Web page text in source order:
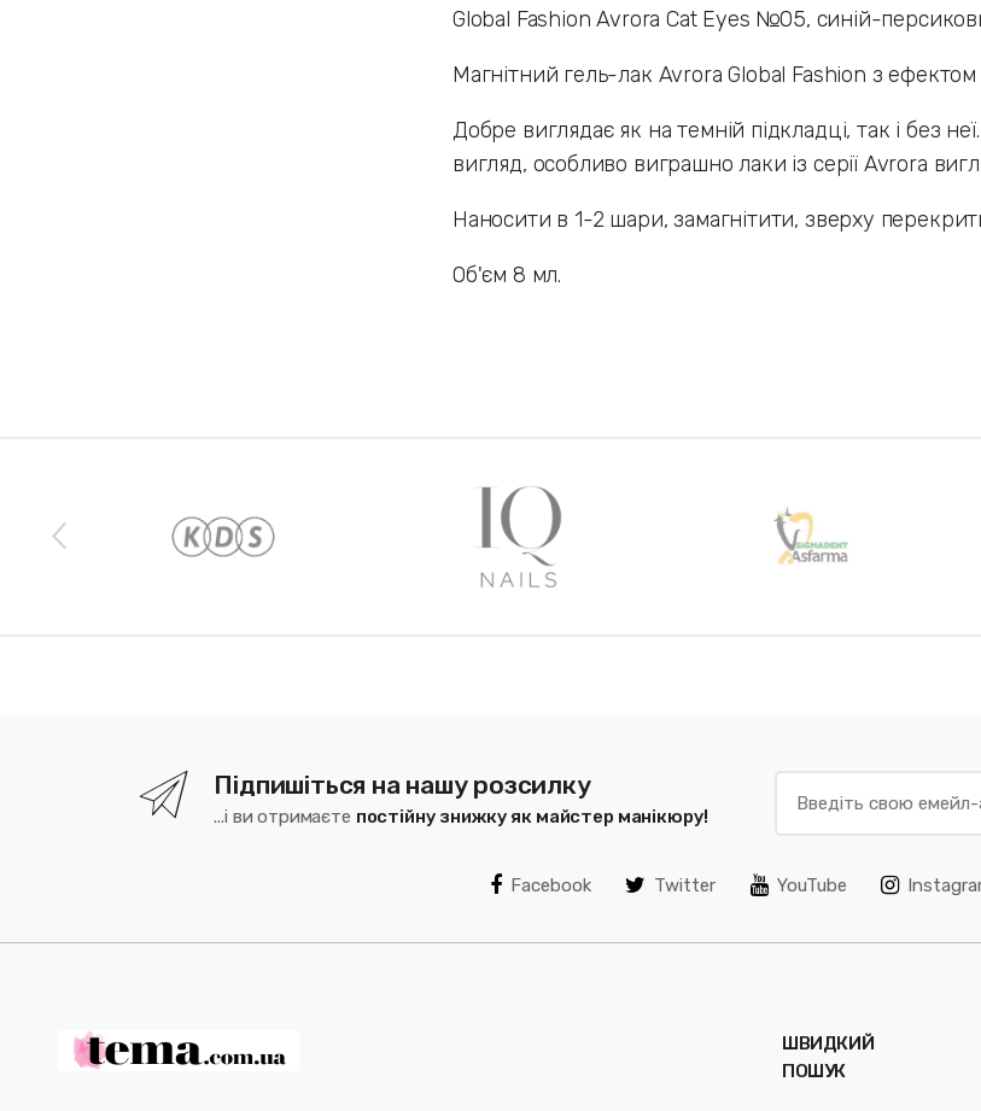
Global Fashion Avrora Cat Eyes №05, синій-
Магнітний гель-лак Avrora Global Fashion з
Добре виглядає як на темній підкладці, так і без
вигляд, особливо виграшно лаки із серії Avrora
Наносити в 1-2 шари, замагнітити, зверху
Об'єм 8 мл.
Підпишіться на нашу розсилку
...і ви отримаєте постійну знижку як майстер манікюру!
Facebook Twitter YouTube
ШВИДКИЙ
ПОШУК